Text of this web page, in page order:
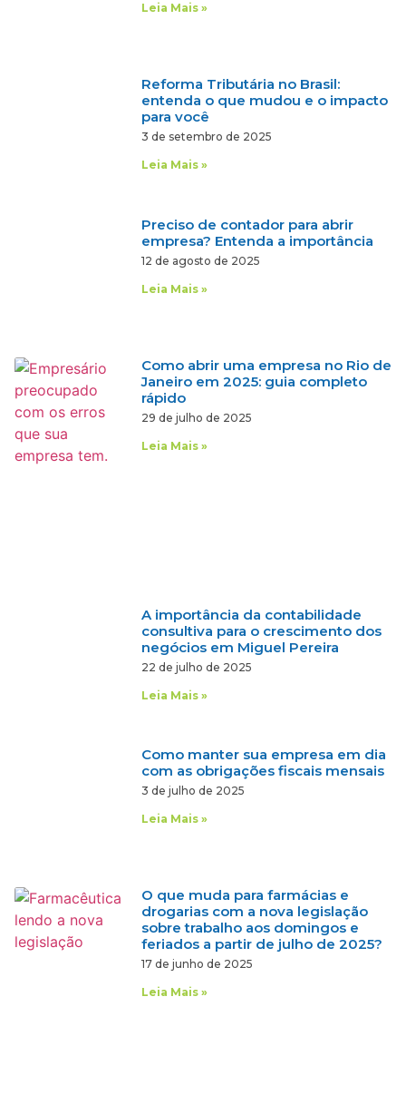
Leia Mais »
Reforma Tributária no Brasil:
entenda o que mudou e o impacto
para você
3 de setembro de 2025
Leia Mais »
Preciso de contador para abrir
empresa? Entenda a importância
12 de agosto de 2025
Leia Mais »
Como abrir uma empresa no Rio de
Janeiro em 2025: guia completo
rápido
29 de julho de 2025
Leia Mais »
A importância da contabilidade
consultiva para o crescimento dos
negócios em Miguel Pereira
22 de julho de 2025
Leia Mais »
Como manter sua empresa em dia
com as obrigações fiscais mensais
3 de julho de 2025
Leia Mais »
O que muda para farmácias e
drogarias com a nova legislação
sobre trabalho aos domingos e
feriados a partir de julho de 2025?
17 de junho de 2025
Leia Mais »